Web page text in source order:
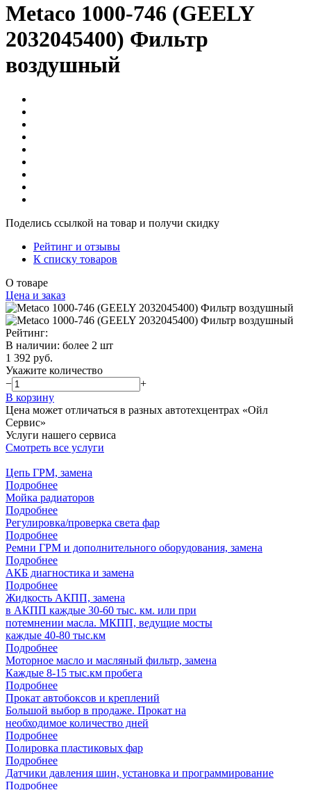
Metaco 1000-746 (GEELY
2032045400) Фильтр
воздушный
Поделись ссылкой на товар и получи скидку
Рейтинг и отзывы
К списку товаров
О товаре
Цена и заказ
Рейтинг:
В наличии: более 2 шт
1 392 руб.
Укажите количество
−
+
В корзину
Цена может отличаться в разных автотехцентрах «Ойл
Сервис»
Услуги нашего сервиса
Смотреть все услуги
Цепь ГРМ, замена
Подробнее
Мойка радиаторов
Подробнее
Регулировка/проверка света фар
Подробнее
Ремни ГРМ и дополнительного оборудования, замена
Подробнее
АКБ диагностика и замена
Подробнее
Жидкость АКПП, замена
в АКПП каждые 30-60 тыс. км. или при
потемнении масла. МКПП, ведущие мосты
каждые 40-80 тыс.км
Подробнее
Моторное масло и масляный фильтр, замена
Каждые 8-15 тыс.км пробега
Подробнее
Прокат автобоксов и креплений
Большой выбор в продаже. Прокат на
необходимое количество дней
Подробнее
Полировка пластиковых фар
Подробнее
Датчики давления шин, установка и программирование
Подробнее